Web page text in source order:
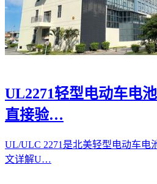
UL2271轻型电动车电
直接验…
UL/ULC 2271是北美轻型电动车电
文详解U…